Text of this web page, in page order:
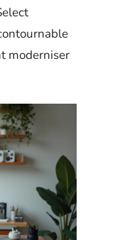
moderniser